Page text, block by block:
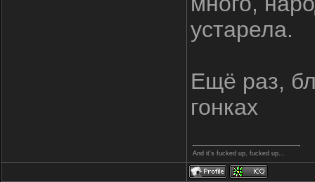
устарела.
Ещё раз,
гонках
And it's fucked up, fucked up...